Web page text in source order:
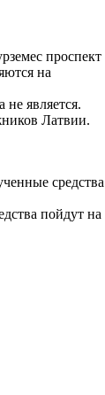
проспект
на
не является.
Латвии.
средства
пойдут на